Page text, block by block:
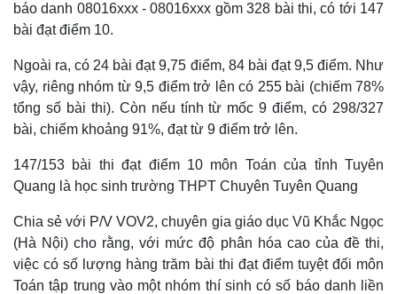
báo danh 08016xxx - 08016xxx gồm 328 bài thi, có tới 147
bài đạt điểm 10.
Ngoài ra, có 24 bài đạt 9,75 điểm, 84 bài đạt 9,5 điểm. Như
vậy, riêng nhóm từ 9,5 điểm trở lên có 255 bài (chiếm 78%
tổng số bài thi). Còn nếu tính từ mốc 9 điểm, có 298/327
bài, chiếm khoảng 91%, đạt từ 9 điểm trở lên.
147/153 bài thi đạt điểm 10 môn Toán của tỉnh Tuyên
Quang là học sinh trường THPT Chuyên Tuyên Quang
Chia sẻ với P/V VOV2, chuyên gia giáo dục Vũ Khắc Ngọc
(Hà Nội) cho rằng, với mức độ phân hóa cao của đề thi,
việc có số lượng hàng trăm bài thi đạt điểm tuyệt đối môn
Toán tập trung vào một nhóm thí sinh có số báo danh liền